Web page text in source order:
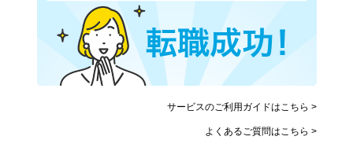
サービスのご利用ガイドはこちら >
よくあるご質問はこちら >